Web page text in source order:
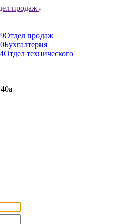
продаж
Отдел продаж
Бухгалтерия
Отдел технического